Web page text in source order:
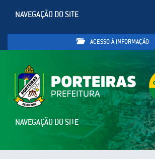
NAVEGAÇÃO DO SITE
ACESSO À INFORMAÇÃO
NAVEGAÇÃO DO SITE